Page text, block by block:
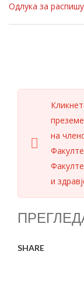
Одлука за
на
и
SHARE